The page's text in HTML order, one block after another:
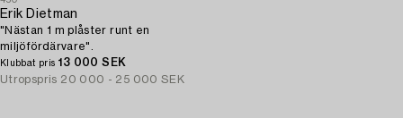
Erik Dietman
"Nästan 1 m plåster runt en
miljöfördärvare".
Klubbat pris 13 000 SEK
Utropspris 20 000 - 25 000 SEK